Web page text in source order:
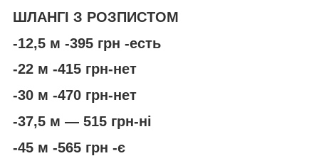
ШЛАНГІ З РОЗПИСТОМ
-12,5 м -395 грн -есть
-22 м -415 грн-нет
-30 м -470 грн-нет
-37,5 м — 515 грн-ні
-45 м -565 грн -є